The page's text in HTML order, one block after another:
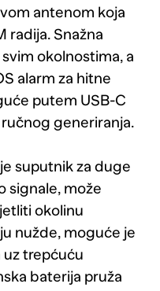
antenom koja
radija. Snažna
okolnostima, a
alarm za hitne
putem USB-C
generiranja.
suputnik za duge
signale, može
okolinu
nužde, moguće je
uz trepćuću
baterija pruža